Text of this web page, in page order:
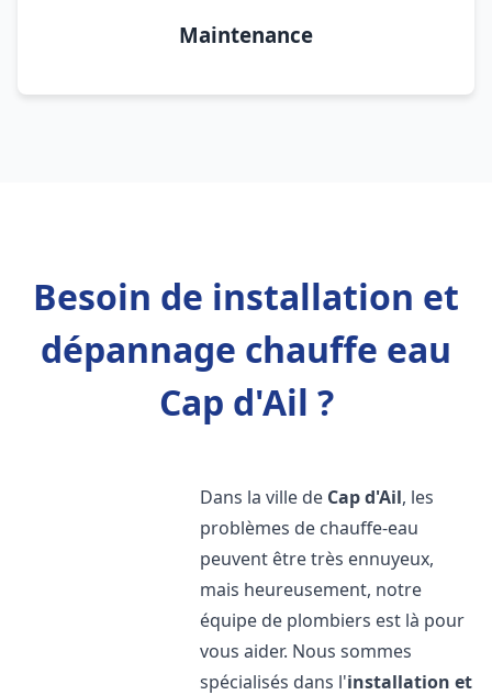
Maintenance
Besoin de installation et
dépannage chauffe eau
Cap d'Ail ?
Dans la ville de Cap d'Ail, les
problèmes de chauffe-eau
peuvent être très ennuyeux,
mais heureusement, notre
équipe de plombiers est là pour
vous aider. Nous sommes
spécialisés dans l'installation et